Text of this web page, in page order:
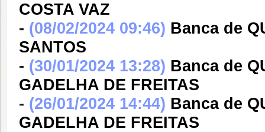
COSTA VAZ
- (08/02/2024 09:46) Banca de
SANTOS
- (30/01/2024 13:28) Banca de
GADELHA DE FREITAS
- (26/01/2024 14:44) Banca de
GADELHA DE FREITAS